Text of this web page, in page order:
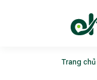
Trang chủ